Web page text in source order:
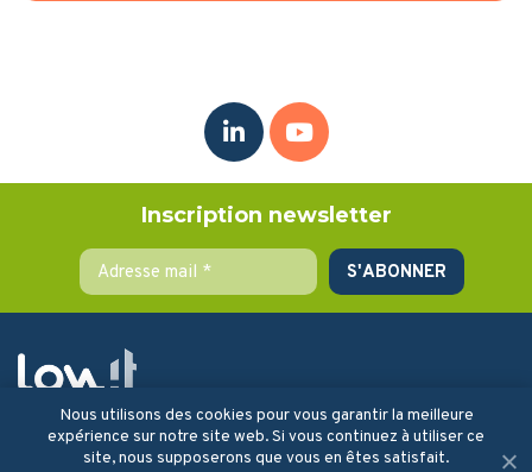
Inscription newsletter
la solution qui vous accompagne
dans votre stratégie
Nous utilisons des cookies pour vous garantir la meilleure
expérience sur notre site web. Si vous continuez à utiliser ce
site, nous supposerons que vous en êtes satisfait.